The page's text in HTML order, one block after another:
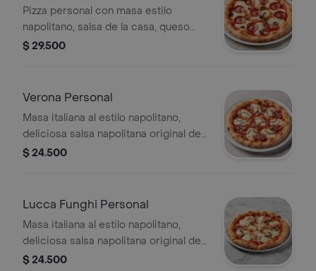
Pizza personal con masa estilo
napolitano, salsa de la casa, queso
mozzarella, peperoni, aceitunas
$ 29.500
Verona Personal
Masa italiana al estilo napolitano,
deliciosa salsa napolitana original de
la casa, queso mozzarella, cebolla
$ 24.500
Lucca Funghi Personal
Masa italiana al estilo napolitano,
deliciosa salsa napolitana original de
la casa, queso mozzarella,
$ 24.500